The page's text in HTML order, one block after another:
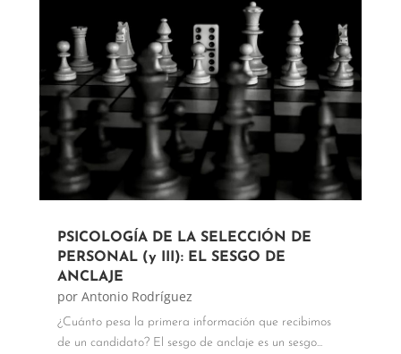
PSICOLOGÍA DE LA SELECCIÓN DE
PERSONAL (y III): EL SESGO DE
ANCLAJE
por Antonio Rodríguez
¿Cuánto pesa la primera información que recibimos
de un candidato? El sesgo de anclaje es un sesgo...